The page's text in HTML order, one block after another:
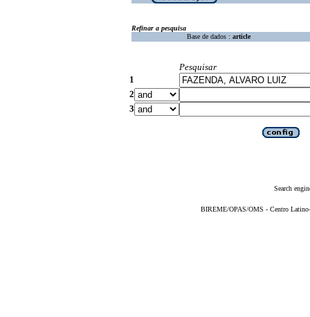
Refinar a pesquisa
Base de dados : article
Pesquisar
1
2
3
Search
BIREME/OPAS/OMS - Centro Latino-